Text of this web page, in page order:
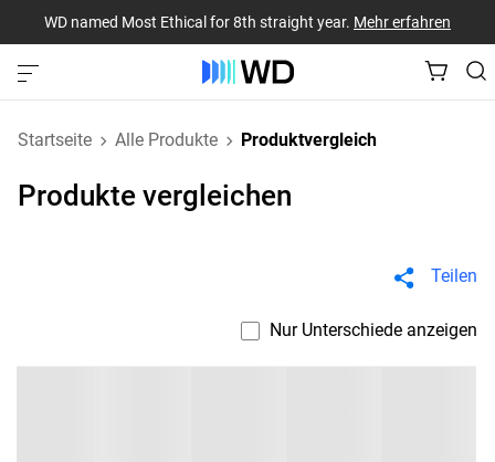
WD named Most Ethical for 8th straight year. Mehr erfahren
Startseite Alle Produkte Produktvergleich
Produkte vergleichen
Teilen
Nur Unterschiede anzeigen